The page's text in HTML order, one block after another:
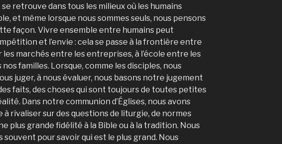
retrouve dans tous les milieux où les humains
et même lorsque nous sommes seuls, nous pensons
façon. Vivre ensemble entre humains peut
et l’envie : cela se passe à la frontière entre
les marchés entre les entreprises, à l’école entre les
nos familles. Lorsque, comme les disciples, nous
juger, à nous évaluer, nous basons notre jugement
faits, des choses qui sont toujours de toutes petites
Dans notre communion d’Églises, nous avons
à rivaliser sur des questions de liturgie, de normes
plus grande fidélité à la Bible ou à la tradition. Nous
souvent pour savoir qui est le plus grand. Nous